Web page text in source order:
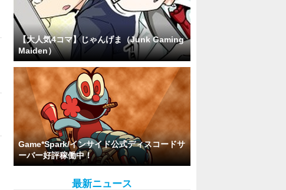
【大人気4コマ】じゃんげま（Junk Gaming
Maiden）
Game*Spark/インサイド公式ディスコードサ
ーバー好評稼働中！
最新ニュース